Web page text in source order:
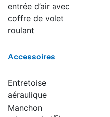
entrée d’air avec
coffre de volet
roulant
Accessoires
Entretoise
aéraulique
Manchon